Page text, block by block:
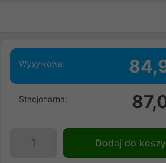
Wysyłkowa:
Stacjonarna:
Dodaj do